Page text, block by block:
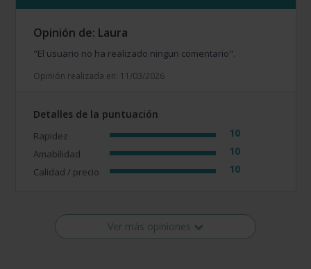
Opinión de: Laura
"El usuario no ha realizado ningun comentario".
Opinión realizada en: 11/03/2026
Detalles de la puntuación
Rapidez 10
Amabilidad 10
Calidad / precio 10
Ver más opiniones